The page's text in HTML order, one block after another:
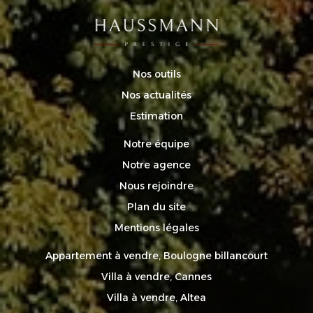
Nos outils
Nos actualités
Estimation
Notre équipe
Notre agence
Nous rejoindre
Plan du site
Mentions légales
Appartement à vendre, Boulogne billancourt
Villa à vendre, Cannes
Villa à vendre, Altea